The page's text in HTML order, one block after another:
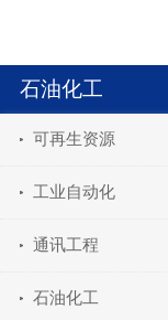
石油化工
可再生资源
工业自动化
通讯工程
石油化工